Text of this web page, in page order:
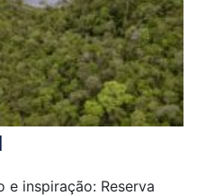
e inspiração: Reserva